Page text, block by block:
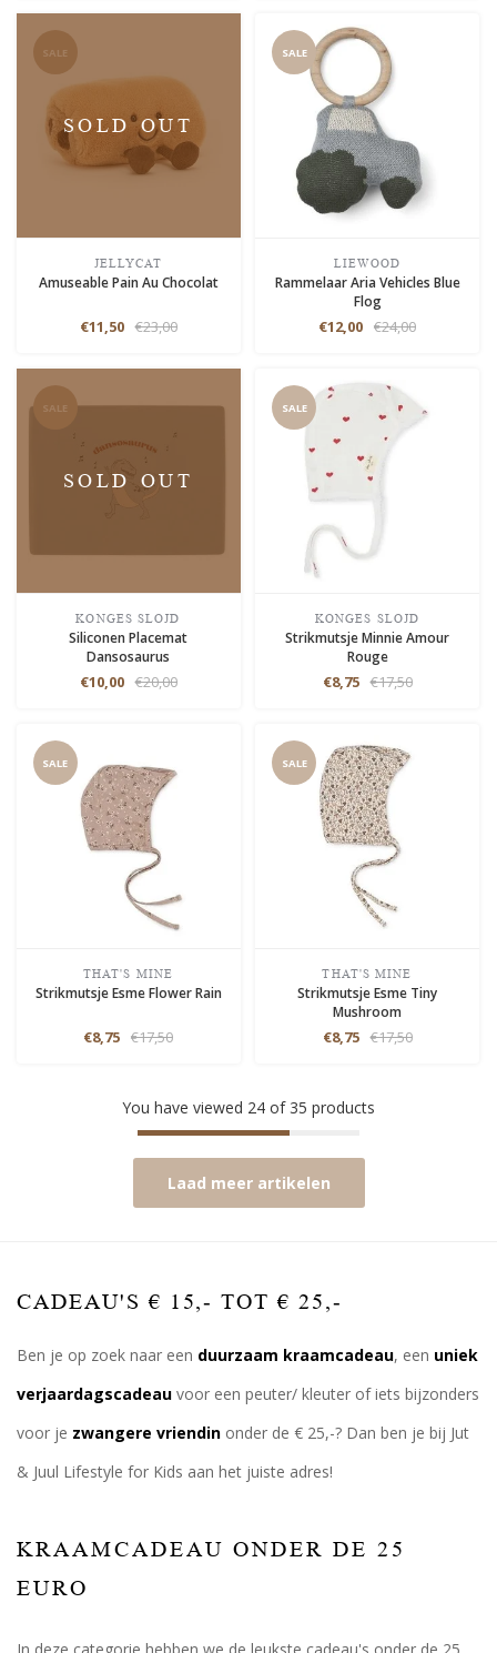
SALE
SOLD OUT
JELLYCAT
Amuseable Pain Au Chocolat
€11,50 €23,00
SALE
LIEWOOD
Rammelaar Aria Vehicles Blue
Flog
€12,00 €24,00
SALE
SOLD OUT
KONGES SLOJD
Siliconen Placemat
Dansosaurus
€10,00 €20,00
SALE
KONGES SLOJD
Strikmutsje Minnie Amour
Rouge
€8,75 €17,50
SALE
THAT'S MINE
Strikmutsje Esme Flower Rain
€8,75 €17,50
SALE
THAT'S MINE
Strikmutsje Esme Tiny
Mushroom
€8,75 €17,50
You have viewed 24 of 35 products
Laad meer artikelen
CADEAU'S € 15,- TOT € 25,-
Ben je op zoek naar een duurzaam kraamcadeau, een uniek
verjaardagscadeau voor een peuter/ kleuter of iets bijzonders
voor je zwangere vriendin onder de € 25,-? Dan ben je bij Jut
& Juul Lifestyle for Kids aan het juiste adres!
KRAAMCADEAU ONDER DE 25
EURO